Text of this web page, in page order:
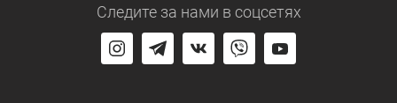
Следите за нами в соцсетях